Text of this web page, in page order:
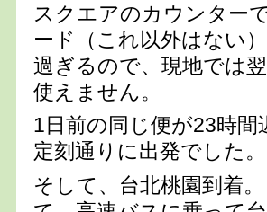
スクエアのカウンター
ード（これ以外はない
過ぎるので、現地では
使えません。
1日前の同じ便が23時
定刻通りに出発でした。
そして、台北桃園到着